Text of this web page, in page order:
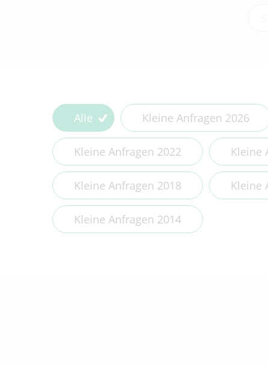
Alle Kleine Anfragen 2026
Kleine Anfragen 2022 Kleine
Kleine Anfragen 2018 Kleine
Kleine Anfragen 2014